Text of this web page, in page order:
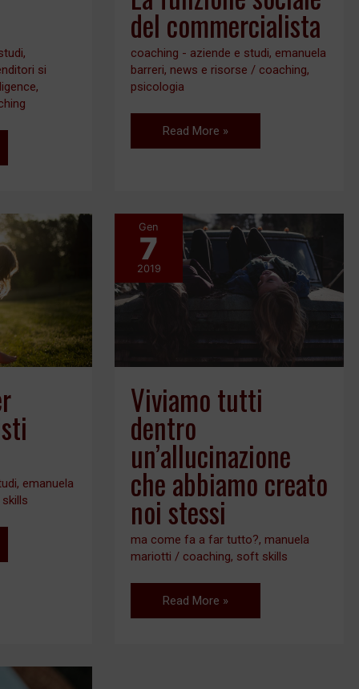
,
si
,
del commercialista
coaching - aziende e studi, emanuela
barreri, news e risorse / coaching,
psicologia
Read More »
, emanuela
Gen
7
2019
Viviamo tutti
dentro
un’allucinazione
che abbiamo creato
noi stessi
ma come fa a far tutto?, manuela
mariotti / coaching, soft skills
Viviamo
dentro
un’allucinazione
stessi
Read More »